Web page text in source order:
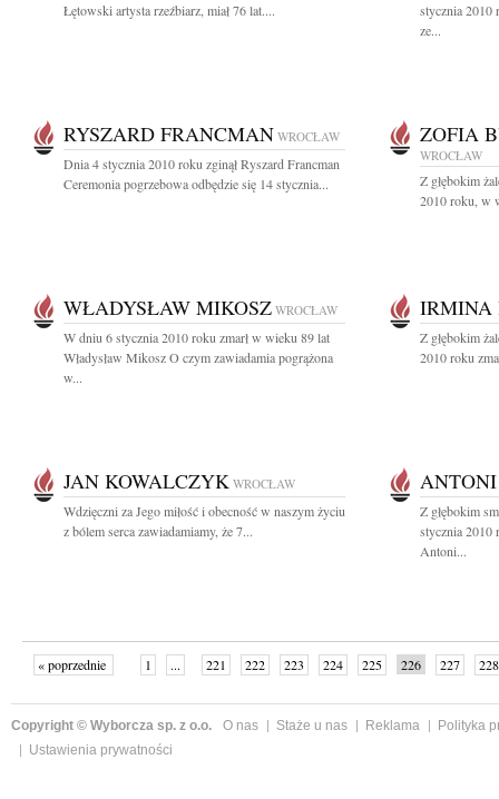
Łętowski artysta rzeźbiarz, miał 76 lat....
stycznia 2010
ze...
RYSZARD FRANCMAN WROCŁAW
Dnia 4 stycznia 2010 roku zginął Ryszard Francman
Ceremonia pogrzebowa odbędzie się 14 stycznia...
ZOFIA
WROCŁAW
Z głębokim
2010 roku, w
WŁADYSŁAW MIKOSZ WROCŁAW
W dniu 6 stycznia 2010 roku zmarł w wieku 89 lat
Władysław Mikosz O czym zawiadamia pogrążona
w...
IRMINA
Z głębokim
2010 roku
JAN KOWALCZYK WROCŁAW
Wdzięczni za Jego miłość i obecność w naszym życiu
z bólem serca zawiadamiamy, że 7...
Z głębokim
stycznia 2010
Antoni...
« poprzednie 1 ... 221 222 223 224 225 226 227
228
Copyright © Wyborcza sp. z o.o. O nas Staże u nas Reklama
Polityka
Ustawienia prywatności